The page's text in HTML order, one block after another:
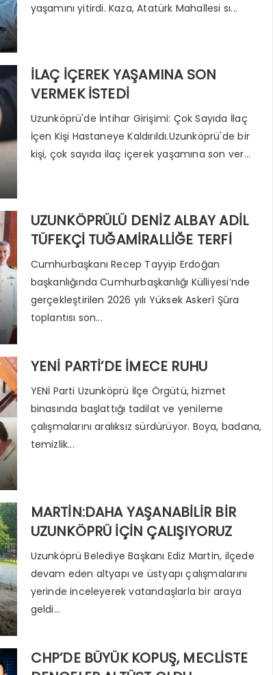
yaşamını yitirdi. Kaza, Atatürk Mahallesi sı...
İLAÇ İÇEREK YAŞAMINA SON
VERMEK İSTEDİ
Uzunköprü'de İntihar Girişimi: Çok Sayıda İlaç
İçen Kişi Hastaneye Kaldırıldı.Uzunköprü'de bir
kişi, çok sayıda ilaç içerek yaşamına son ver...
UZUNKÖPRÜLÜ DENİZ ALBAY ADİL
TÜFEKÇİ TUĞAMİRALLİĞE TERFİ
ETTİ
Cumhurbaşkanı Recep Tayyip Erdoğan
başkanlığında Cumhurbaşkanlığı Külliyesi’nde
gerçekleştirilen 2026 yılı Yüksek Askerî Şûra
toplantısı son...
YENİ PARTİ’DE İMECE RUHU
YENİ Parti Uzunköprü İlçe Örgütü, hizmet
binasında başlattığı tadilat ve yenileme
çalışmalarını aralıksız sürdürüyor. Boya, badana,
temizlik...
MARTİN:DAHA YAŞANABİLİR BİR
UZUNKÖPRÜ İÇİN ÇALIŞIYORUZ
Uzunköprü Belediye Başkanı Ediz Martin, ilçede
devam eden altyapı ve üstyapı çalışmalarını
yerinde inceleyerek vatandaşlarla bir araya
geldi...
CHP’DE BÜYÜK KOPUŞ, MECLİSTE